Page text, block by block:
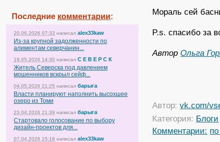
Последние комментарии:
20.06.2026 07:33 написал alex33kaw
Из-за крупной задолженности по
алиментам северчанин...
19.05.2026 14:30 написал С Е В Е Р С К
Житель Северска под давлением
мошенников вскрыл сейф...
04.05.2026 21:25 написал барыга
Власти планируют наполнить высохшее
озеро из Томи
23.04.2026 21:39 написал барыга
Стартовало голосование по выбору
дизайн-проектов для...
07.04.2026 15:18 написал alex33kaw
Мораль сей
P.s. спасибо за
Автор Ольга
Автор:vk.com/
Категория: Блоги
Комментарии: